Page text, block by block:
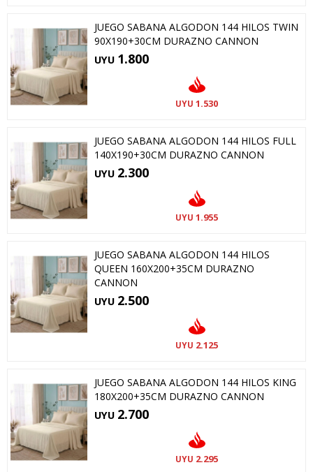
JUEGO SABANA ALGODON 144 HILOS TWIN
90X190+30CM DURAZNO CANNON
UYU 1.800
UYU 1.530
JUEGO SABANA ALGODON 144 HILOS FULL
140X190+30CM DURAZNO CANNON
UYU 2.300
UYU 1.955
JUEGO SABANA ALGODON 144 HILOS
QUEEN 160X200+35CM DURAZNO
CANNON
UYU 2.500
UYU 2.125
JUEGO SABANA ALGODON 144 HILOS KING
180X200+35CM DURAZNO CANNON
UYU 2.700
UYU 2.295